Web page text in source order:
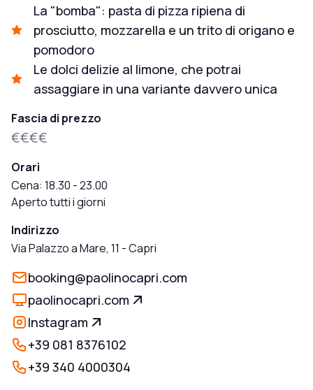
La "bomba": pasta di pizza ripiena di
prosciutto, mozzarella e un trito di origano e
pomodoro
Le dolci delizie al limone, che potrai
assaggiare in una variante davvero unica
Fascia di prezzo
€€€€
Orari
Cena: 18.30 - 23.00
Aperto tutti i giorni
Indirizzo
Via Palazzo a Mare, 11 -Capri
booking@paolinocapri.com
paolinocapri.com
Instagram
+39 081 8376102
+39 340 4000304